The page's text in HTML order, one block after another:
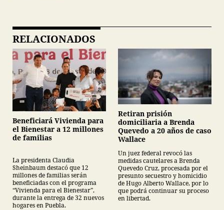
RELACIONADOS
Beneficiará Vivienda para
el Bienestar a 12 millones
de familias
La presidenta Claudia
Sheinbaum destacó que 12
millones de familias serán
beneficiadas con el programa
“Vivienda para el Bienestar”,
durante la entrega de 32 nuevos
hogares en Puebla.
Retiran prisión
domiciliaria a Brenda
Quevedo a 20 años de caso
Wallace
Un juez federal revocó las
medidas cautelares a Brenda
Quevedo Cruz, procesada por el
presunto secuestro y homicidio
de Hugo Alberto Wallace, por lo
que podrá continuar su proceso
en libertad.